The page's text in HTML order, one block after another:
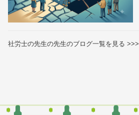
社労士の先生の先生のブログ一覧を見る >>>